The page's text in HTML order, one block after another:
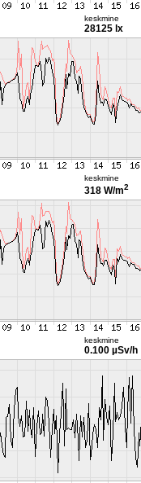
keskmine
28125 lx
keskmine
318 W/m2
keskmine
0.100 µSv/h